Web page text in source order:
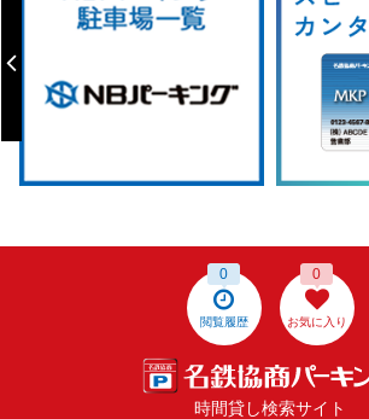
閲覧履歴
0
お気に入り
0
時間貸し検索サイト